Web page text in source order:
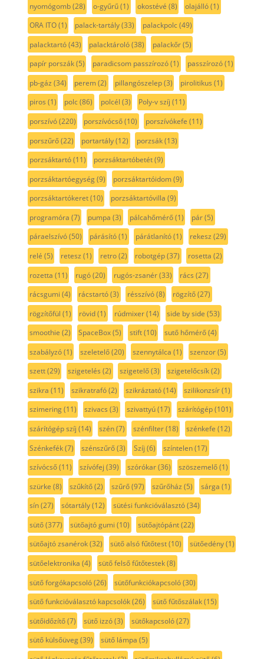
nyomógomb(28) o-gyűrű(1) okostévé (8) olajálló(1)
ORA ITO(1) palack-tartály(33) palackpolc(49)
palacktartó(43) palacktároló(38) palackőr(5)
papír porszák(5) paradicsom passzírozó(1) passzírozó(1)
pb-gáz (34) perem(2) pillangószelep(3) pirolitikus (1)
piros (1) polc(86) polcél (3) Poly-v szíj (11)
porszívó(220) porszívócső(10) porszívókefe (11)
porszűrő(22) portartály(12) porzsák(13)
porzsáktartó(11) porzsáktartóbetét(9)
porzsáktartóegység(9) porzsáktartóidom(9)
porzsáktartókeret(10) porzsáktartóvilla (9)
programóra (7) pumpa (3) pálcahőmérő(1) pár(5)
páraelszívó(50) párásító(1) párátlanító(1) rekesz (29)
relé (5) retesz (1) retro(2) robotgép(37) rosetta (2)
rozetta (11) rugó(20) rugós-zsanér(33) rács (27)
rácsgumi (4) rácstartó(3) résszívó(8) rögzítő(27)
rögzítőfül (1) rövid(1) rúdmixer(14) side by side (53)
smoothie (2) SpaceBox(5) stift(10) sutő hőmérő(4)
szabályzó(1) szeletelő(20) szennytálca (1) szenzor(5)
szett(29) szigetelés (2) szigetelő(3) szigetelőcsík(2)
szikra (11) szikratrafó(2) szikráztató(14) szilikonzsír(1)
szimering(11) szivacs (3) szivattyú(17) szárítógép(101)
szárítógép szíj (14) szén(7) szénfilter(18) szénkefe (12)
Szénkefék(7) szénszűrő(3) Szíj (6) színtelen(17)
szívócső(11) szívófej (39) szórókar(36) szöszemelő(1)
szürke (8) szűkítő(2) szűrő(97) szűrőház (5) sárga (1)
sín(27) sótartály(12) sütési funkcióválasztó(34)
sütő(377) sütőajtó gumi (10) sütőajtópánt(22)
sütőajtó zsanérok(32) sütő alsó fűtőtest(10) sütőedény(1)
sütőelektronika (4) sütő felső fűtőtestek(8)
sütő forgókapcsoló(26) sütőfunkciókapcsoló(30)
sütő funkcióválasztó kapcsolók(26) sütő fűtőszálak(15)
sütőidőzítő(7) sütő izzó(3) sütőkapcsoló(27)
sütő külsőüveg(39) sütő lámpa (5)